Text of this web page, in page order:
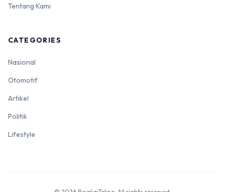
Tentang Kami
CATEGORIES
Nasional
Otomotif
Artikel
Politik
Lifestyle